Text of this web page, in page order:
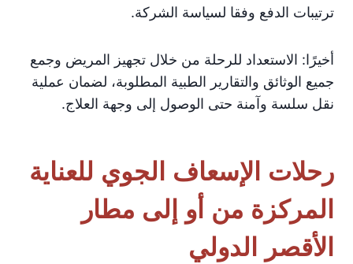
ترتيبات الدفع وفقا لسياسة الشركة.
أخيرًا: الاستعداد للرحلة من خلال تجهيز المريض وجمع
جميع الوثائق والتقارير الطبية المطلوبة، لضمان عملية
نقل سلسة وآمنة حتى الوصول إلى وجهة العلاج.
رحلات الإسعاف الجوي للعناية
المركزة من أو إلى مطار
الأقصر الدولي